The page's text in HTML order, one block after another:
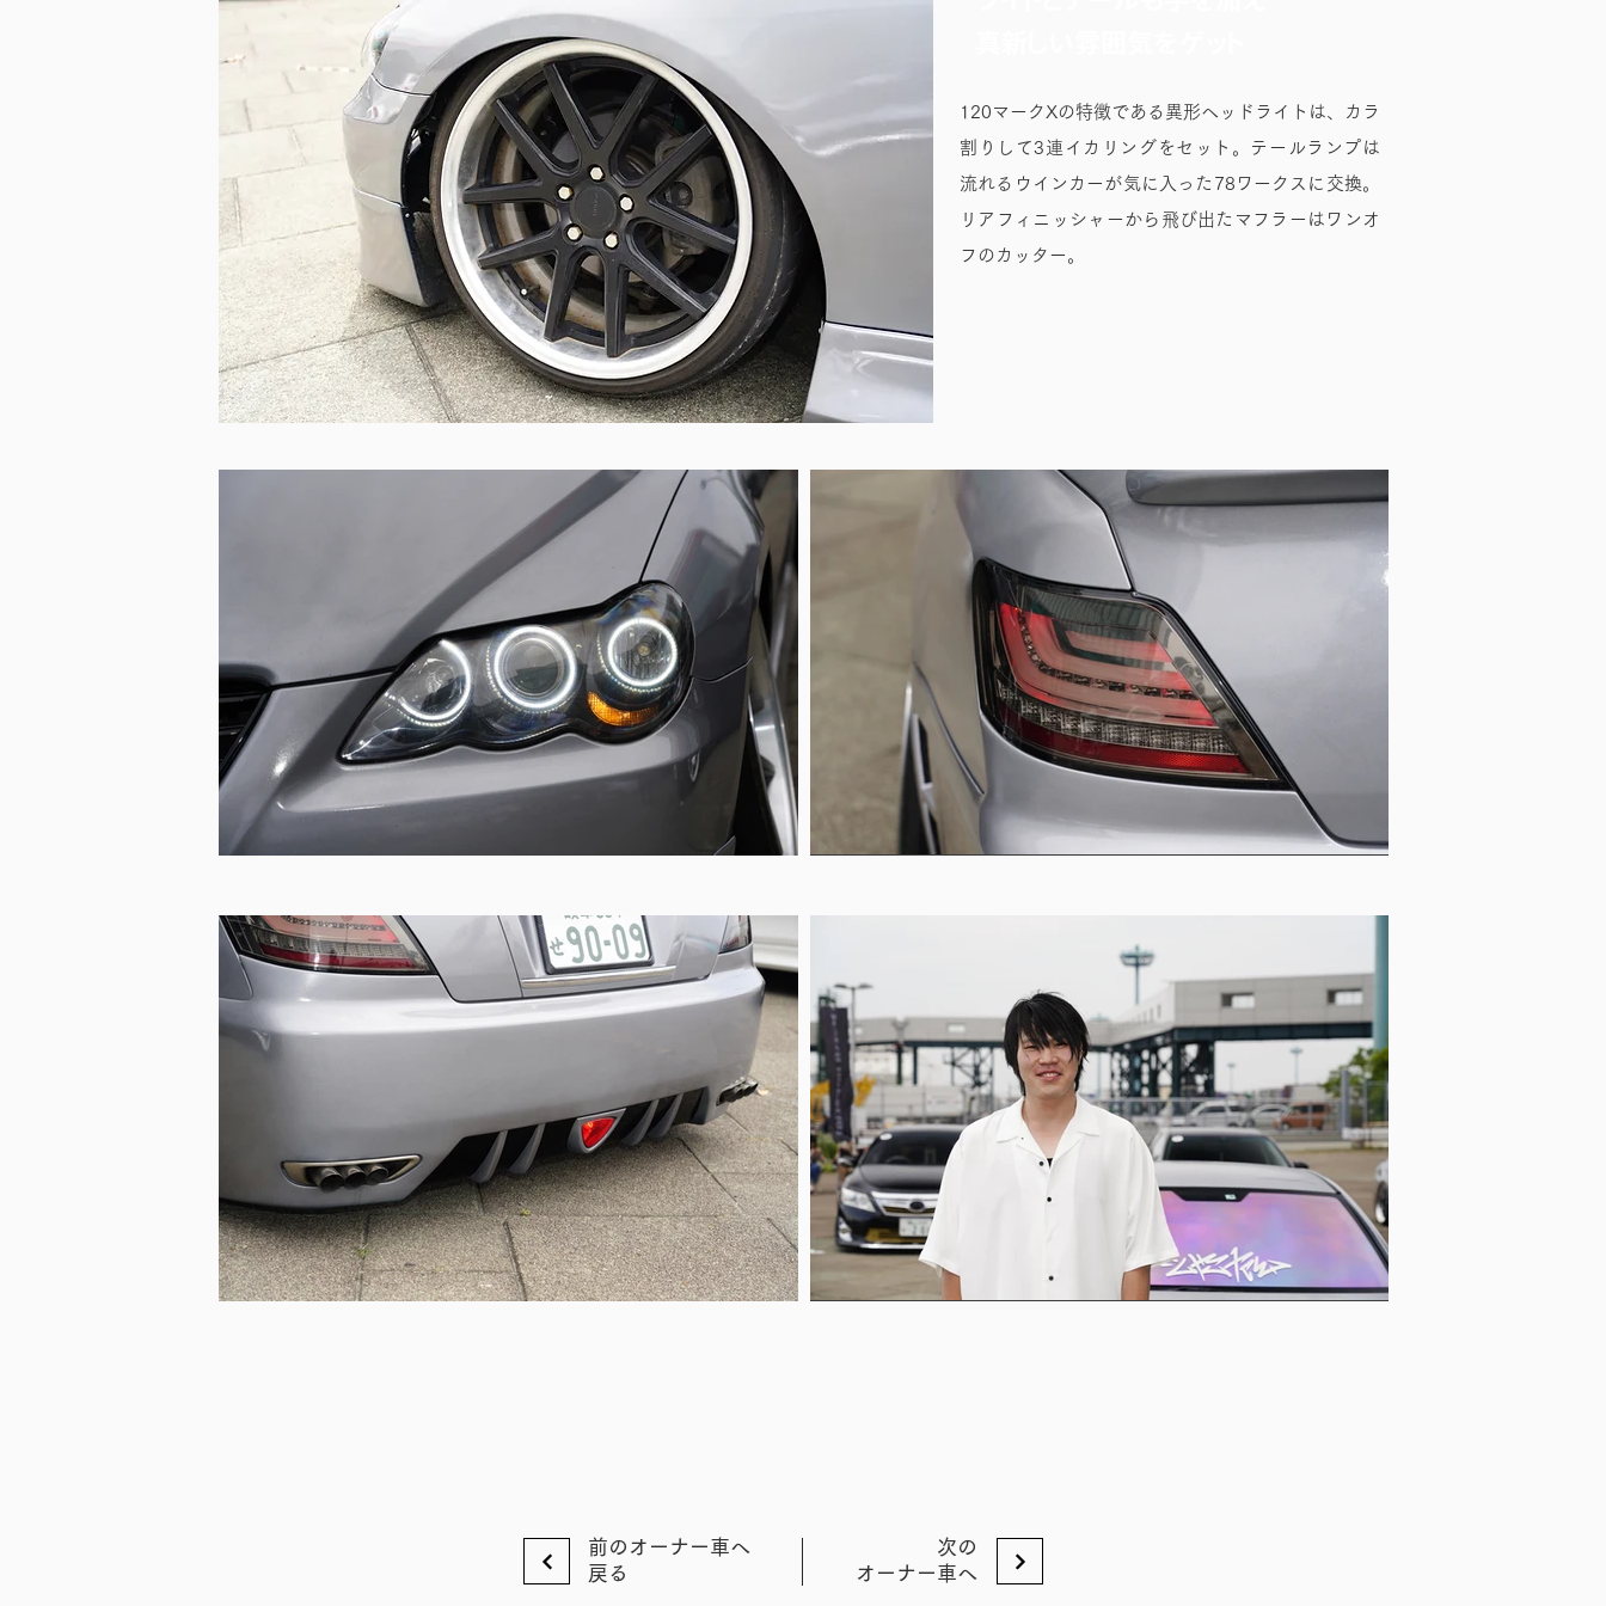
120マークXの特徴である異形ヘッドライトは、カラ
割りして3連イカリングをセット。テールランプは
流れるウインカーが気に入った78ワークスに交換。
リアフィニッシャーから飛び出たマフラーはワンオ
フのカッター。
前のオーナー車へ
戻る
次の
オーナー車へ